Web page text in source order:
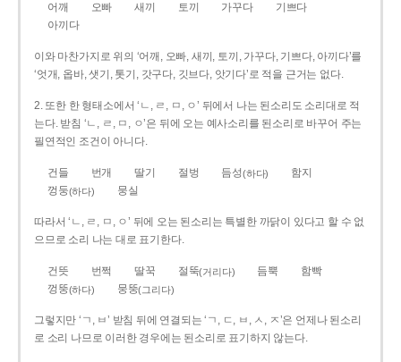
어깨 오빠 새끼 토끼 가꾸다
기쁘다
아끼다
이와 마찬가지로 위의 ‘어깨, 오빠, 새끼, 토끼, 가꾸다, 기쁘다, 아끼다’를
‘엇개, 옵바, 샛기, 톳기, 갓구다, 깃브다, 앗기다’로 적을 근거는 없다.
2. 또한 한 형태소에서 ‘ㄴ, ㄹ, ㅁ, ㅇ’ 뒤에서 나는 된소리도 소리대로 적
는다. 받침 ‘ㄴ, ㄹ, ㅁ, ㅇ’은 뒤에 오는 예사소리를 된소리로 바꾸어 주는
필연적인 조건이 아니다.
건들 번개 딸기 절벙 듬성(하다)
함지
껑둥(하다) 뭉실
따라서 ‘ㄴ, ㄹ, ㅁ, ㅇ’ 뒤에 오는 된소리는 특별한 까닭이 있다고 할 수 없
으므로 소리 나는 대로 표기한다.
건뜻 번쩍 딸꾹 절뚝(거리다) 듬뿍
함빡
껑뚱(하다) 뭉뚱(그리다)
그렇지만 ‘ㄱ, ㅂ’ 받침 뒤에 연결되는 ‘ㄱ, ㄷ, ㅂ, ㅅ, ㅈ’은 언제나 된소리
로 소리 나므로 이러한 경우에는 된소리로 표기하지 않는다.